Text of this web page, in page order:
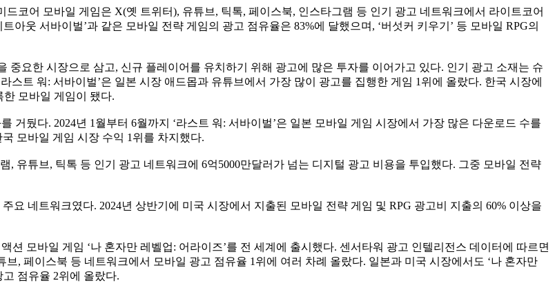
코어 모바일 게임은 X(옛 트위터), 유튜브, 틱톡, 페이스북, 인스타그램 등 인기 광고 네트워크에서 라이트코어
웃 서바이벌’과 같은 모바일 전략 게임의 광고 점유율은 83%에 달했으며, ‘버섯커 키우기’ 등 모바일 RPG의
중요한 시장으로 삼고, 신규 플레이어를 유치하기 위해 광고에 많은 투자를 이어가고 있다. 인기 광고 소재는 슈
스트 워: 서바이벌’은 일본 시장 애드몹과 유튜브에서 가장 많이 광고를 집행한 게임 1위에 올랐다. 한국 시장에
한 모바일 게임이 됐다.
거뒀다. 2024년 1월부터 6월까지 ‘라스트 워: 서바이벌’은 일본 모바일 게임 시장에서 가장 많은 다운로드 수를
모바일 게임 시장 수익 1위를 차지했다.
유튜브, 틱톡 등 인기 광고 네트워크에 6억5000만달러가 넘는 디지털 광고 비용을 투입했다. 그중 모바일 전략
요 네트워크였다. 2024년 상반기에 미국 시장에서 지출된 모바일 전략 게임 및 RPG 광고비 지출의 60% 이상을
션 모바일 게임 ‘나 혼자만 레벨업: 어라이즈’를 전 세계에 출시했다. 센서타워 광고 인텔리전스 데이터에 따르면
, 페이스북 등 네트워크에서 모바일 광고 점유율 1위에 여러 차례 올랐다. 일본과 미국 시장에서도 ‘나 혼자만
점유율 2위에 올랐다.